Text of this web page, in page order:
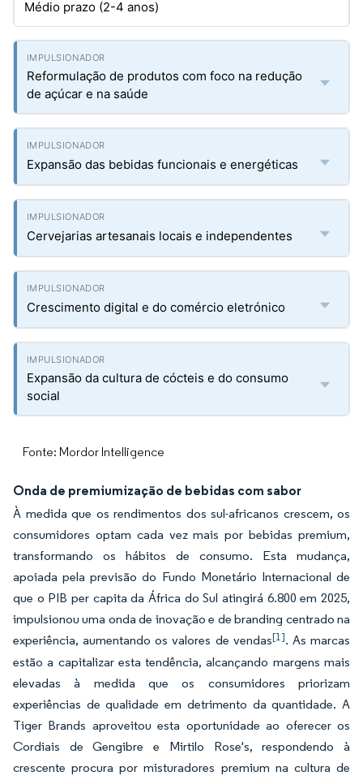
Médio prazo (2-4 anos)
Reformulação de produtos com foco na redução
de açúcar e na saúde
Expansão das bebidas funcionais e energéticas
Cervejarias artesanais locais e independentes
Crescimento digital e do comércio eletrónico
Expansão da cultura de cócteis e do consumo
social
Fonte: Mordor Intelligence
Onda de premiumização de bebidas com sabor
À medida que os rendimentos dos sul-africanos crescem, os
consumidores optam cada vez mais por bebidas premium,
transformando os hábitos de consumo. Esta mudança,
apoiada pela previsão do Fundo Monetário Internacional de
que o PIB per capita da África do Sul atingirá 6.800 em 2025,
impulsionou uma onda de inovação e de branding centrado na
experiência, aumentando os valores de vendas[1]. As marcas
estão a capitalizar esta tendência, alcançando margens mais
elevadas à medida que os consumidores priorizam
experiências de qualidade em detrimento da quantidade. A
Tiger Brands aproveitou esta oportunidade ao oferecer os
Cordiais de Gengibre e Mirtilo Rose's, respondendo à
crescente procura por misturadores premium na cultura de